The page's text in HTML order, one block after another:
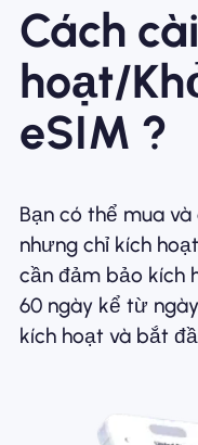
Cách
hoạt/
eSIM ?
Bạn có thể mua
nhưng chỉ kích
cần đảm bảo kích
60 ngày kể từ
kích hoạt và bắt